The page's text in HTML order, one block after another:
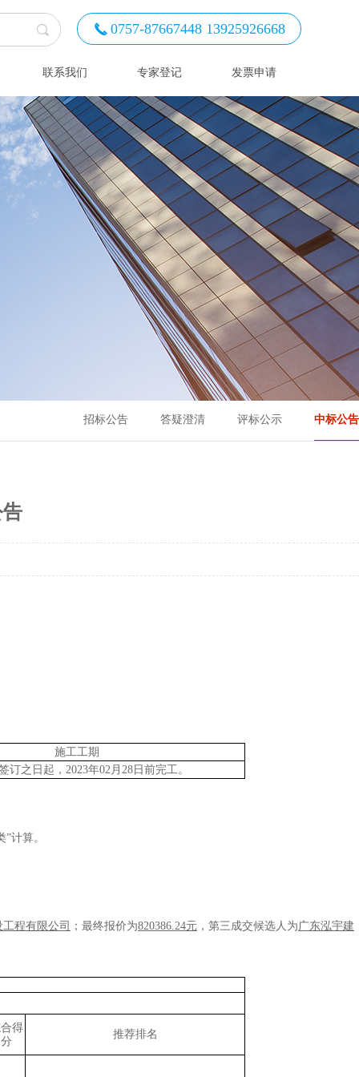
联系我们 专家登记 发票申请
끅 0757-87667448 13925926668
招标公告 答疑澄清 评标公示 中标公告
施工工期
订之日起， 2023年02月28日前完工。
计算。
程有限公司 ； 最终报价为820386.24元 ，第三成交候选人为广东泓宇建
得
分
推荐排名